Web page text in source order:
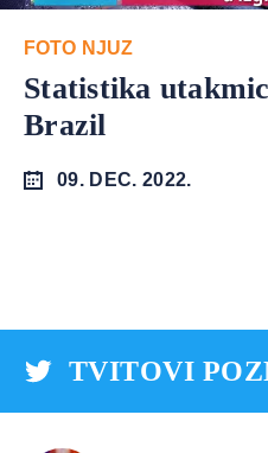
FOTO NJUZ
Statistika
Brazil
09. DEC. 2022.
TVITOVI